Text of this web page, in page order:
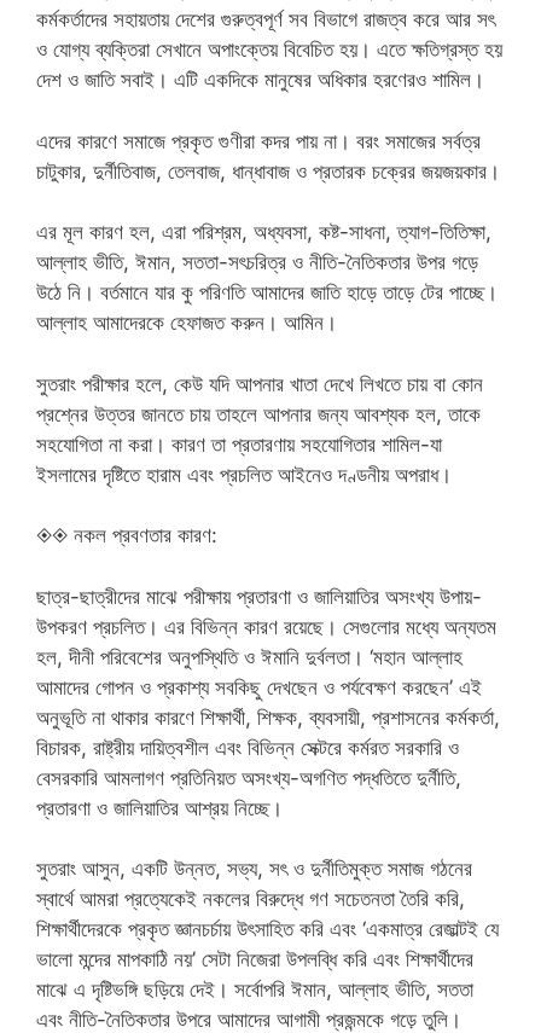
কর্মকর্তাদের সহায়তায় দেশের গুরুত্বপূর্ণ সব বিভাগে রাজত্ব করে আর সৎ
ও যোগ্য ব্যক্তিরা সেখানে অপাংক্তেয় বিবেচিত হয়। এতে ক্ষতিগ্রস্ত হয়
দেশ ও জাতি সবাই। এটি একদিকে মানুষের অধিকার হরণেরও শামিল।
এদের কারণে সমাজে প্রকৃত গুণীরা কদর পায় না। বরং সমাজের সর্বত্র
চাটুকার, দুর্নীতিবাজ, তেলবাজ, ধান্ধাবাজ ও প্রতারক চক্রের জয়জয়কার।
এর মূল কারণ হল, এরা পরিশ্রম, অধ্যবসা, কষ্ট-সাধনা, ত্যাগ-তিতিক্ষা,
আল্লাহ ভীতি, ঈমান, সততা-সৎচরিত্র ও নীতি-নৈতিকতার উপর গড়ে
উঠে নি। বর্তমানে যার কু পরিণতি আমাদের জাতি হাড়ে তাড়ে টের পাচ্ছে।
আল্লাহ আমাদেরকে হেফাজত করুন। আমিন।
সুতরাং পরীক্ষার হলে, কেউ যদি আপনার খাতা দেখে লিখতে চায় বা কোন
প্রশ্নের উত্তর জানতে চায় তাহলে আপনার জন্য আবশ্যক হল, তাকে
সহযোগিতা না করা। কারণ তা প্রতারণায় সহযোগিতার শামিল-যা
ইসলামের দৃষ্টিতে হারাম এবং প্রচলিত আইনেও দণ্ডনীয় অপরাধ।
◈◈ নকল প্রবণতার কারণ:
ছাত্র-ছাত্রীদের মাঝে পরীক্ষায় প্রতারণা ও জালিয়াতির অসংখ্য উপায়-
উপকরণ প্রচলিত। এর বিভিন্ন কারণ রয়েছে। সেগুলোর মধ্যে অন্যতম
হল, দীনী পরিবেশের অনুপস্থিতি ও ঈমানি দুর্বলতা। ‘মহান আল্লাহ
আমাদের গোপন ও প্রকাশ্য সবকিছু দেখছেন ও পর্যবেক্ষণ করছেন’ এই
অনুভূতি না থাকার কারণে শিক্ষার্থী, শিক্ষক, ব্যবসায়ী, প্রশাসনের কর্মকর্তা,
বিচারক, রাষ্ট্রীয় দায়িত্বশীল এবং বিভিন্ন সেক্টরে কর্মরত সরকারি ও
বেসরকারি আমলাগণ প্রতিনিয়ত অসংখ্য-অগণিত পদ্ধতিতে দুর্নীতি,
প্রতারণা ও জালিয়াতির আশ্রয় নিচ্ছে।
সুতরাং আসুন, একটি উন্নত, সভ্য, সৎ ও দুর্নীতিমুক্ত সমাজ গঠনের
স্বার্থে আমরা প্রত্যেকেই নকলের বিরুদ্ধে গণ সচেতনতা তৈরি করি,
শিক্ষার্থীদেরকে প্রকৃত জ্ঞানচর্চায় উৎসাহিত করি এবং ‘একমাত্র রেজাল্টই যে
ভালো মন্দের মাপকাঠি নয়’ সেটা নিজেরা উপলব্ধি করি এবং শিক্ষার্থীদের
মাঝে এ দৃষ্টিভঙ্গি ছড়িয়ে দেই। সর্বোপরি ঈমান, আল্লাহ ভীতি, সততা
এবং নীতি-নৈতিকতার উপরে আমাদের আগামী প্রজন্মকে গড়ে তুলি।